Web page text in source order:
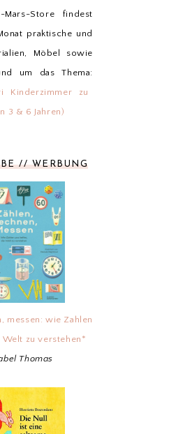
Mars-Store findest
praktische und
Möbel sowie
um das Thema:
Kinderzimmer zu
3 & 6 Jahren)
// WERBUNG
messen: wie Zahlen
Welt zu verstehen*
Thomas